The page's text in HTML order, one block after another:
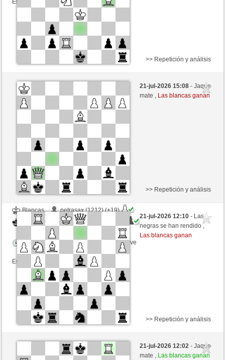
Esta partida es por puntos
Blancas
Svenstrop (1188) (+26)
Negras
Tiempo: 3 minutes/side + 3 seconds/move
>> Repetición y análisis
21-jul-2026 15:08- Jaque
mate , Las blancas ganan
Blancas
petrasax (1212) (+19)
Negras
MuratYildiz (1296) (-19)
Tiempo: 5 minutes/side + 8 seconds/move
Esta partida es por puntos
>> Repetición y análisis
21-jul-2026 12:10- Las
negras se han rendido ,
Las blancas ganan
Blancas
pop1979 (1364) (+13)
MuratYildiz (1309) (-13)
>> Repetición y análisis
21-jul-2026 12:02- Jaque
mate , Las blancas ganan